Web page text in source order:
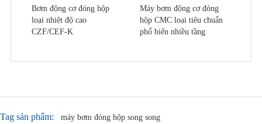
Bơm động cơ đóng hộp
loại nhiệt độ cao
CZF/CEF-K
Máy bơm động cơ đóng
hộp CMC loại tiêu chuẩn
phổ biến nhiều tầng
Tag sản phẩm:
máy bơm đóng hộp song song